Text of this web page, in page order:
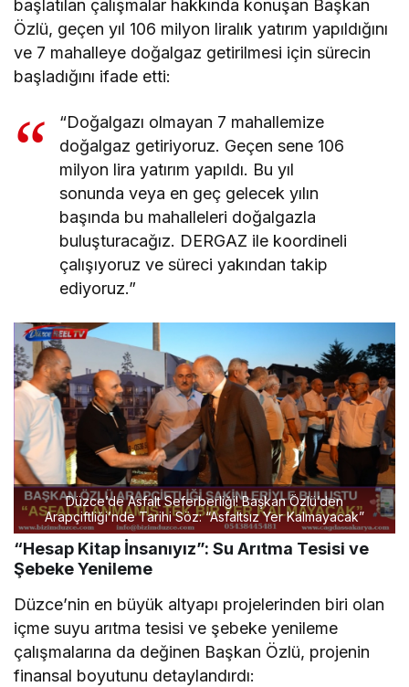
başlatılan çalışmalar hakkında konuşan Başkan
Özlü, geçen yıl 106 milyon liralık yatırım yapıldığını
ve 7 mahalleye doğalgaz getirilmesi için sürecin
başladığını ifade etti:
“Doğalgazı olmayan 7 mahallemize
doğalgaz getiriyoruz. Geçen sene 106
milyon lira yatırım yapıldı. Bu yıl
sonunda veya en geç gelecek yılın
başında bu mahalleleri doğalgazla
buluşturacağız. DERGAZ ile koordineli
çalışıyoruz ve süreci yakından takip
ediyoruz.”
Düzce’de Asfalt Seferberliği! Başkan Özlü’den
Arapçiftliği’nde Tarihi Söz: “Asfaltsız Yer Kalmayacak”
“Hesap Kitap İnsanıyız”: Su Arıtma Tesisi ve
Şebeke Yenileme
Düzce’nin en büyük altyapı projelerinden biri olan
içme suyu arıtma tesisi ve şebeke yenileme
çalışmalarına da değinen Başkan Özlü, projenin
finansal boyutunu detaylandırdı: